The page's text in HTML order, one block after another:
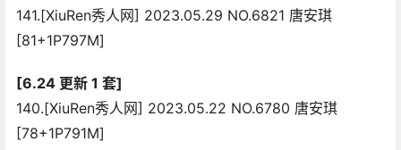
141.[XiuRen秀人网] 2023.05.29 NO.6821 唐安琪
[81+1P797M]
[6.24 更新 1 套]
140.[XiuRen秀人网] 2023.05.22 NO.6780 唐安琪
[78+1P791M]